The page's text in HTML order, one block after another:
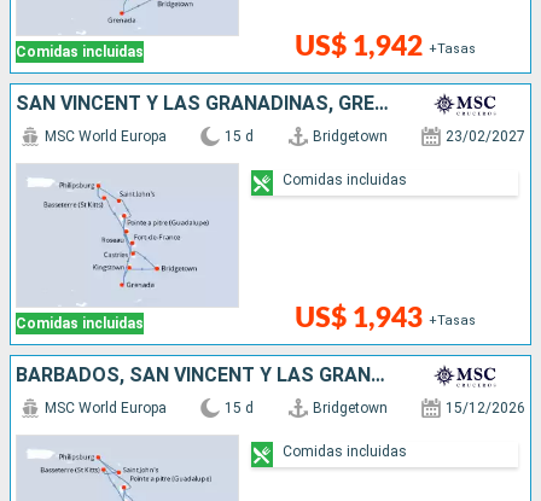
Comidas incluidas US$ 1,942 +Tasas
SAN VINCENT Y LAS GRANADINAS, GRENADA, ANTIGUA Y BARBUDA, SAN MARTÍN, DOMINICA, SANTA LUCIA, BARBADOS
Comidas incluidas
MSC World Europa 15 d Bridgetown 23/02/2027
US$ 1,943 +Tasas
Comidas incluidas
BARBADOS, SAN VINCENT Y LAS GRANADINAS, GRENADA, SAN MARTÍN, ANTIGUA Y BARBUDA, DOMINICA
MSC World Europa 15 d Bridgetown 15/12/2026
Comidas incluidas